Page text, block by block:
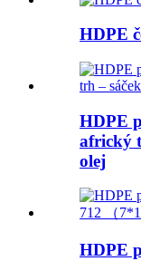
HDPE
HDPE
africký
olej
HDPE